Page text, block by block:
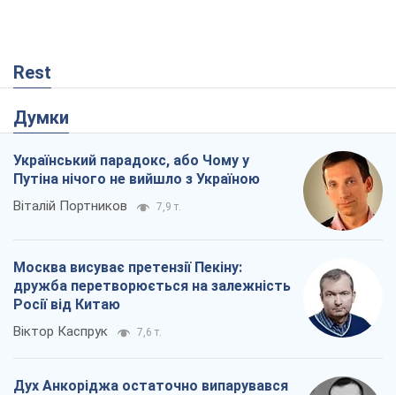
Rest
Думки
Український парадокс, або Чому у
Путіна нічого не вийшло з Україною
Віталій Портников 7,9 т.
Москва висуває претензії Пекіну:
дружба перетворюється на залежність
Росії від Китаю
Віктор Каспрук 7,6 т.
Дух Анкоріджа остаточно випарувався